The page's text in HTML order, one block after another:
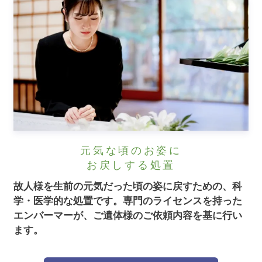
元気な頃のお姿に
お戻しする処置
故人様を生前の元気だった頃の姿に戻すための、科
学・医学的な処置です。 専門のライセンスを持った
エンバーマーが、ご遺体様のご依頼内容を基に行い
ます。